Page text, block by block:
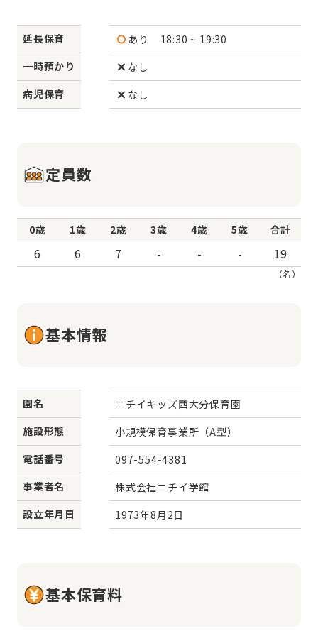
延長保育 あり
18:30 ~ 19:30
一時預かり
なし
病児保育
なし
定員数
0歳 1歳 2歳 3歳 4歳 5歳 合計
6 6 7 - - - 19
（名）
基本情報
園名
ニチイキッズ西大分保育園
施設形態
小規模保育事業所（A型）
電話番号
097-554-4381
事業者名
株式会社ニチイ学館
設立年月日
1973年8月2日
基本保育料